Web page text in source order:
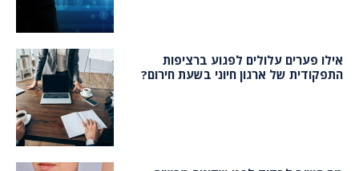
אילו פערים עלולים לפגוע ברציפות
התפקודית של ארגון חיוני בשעת חירום?